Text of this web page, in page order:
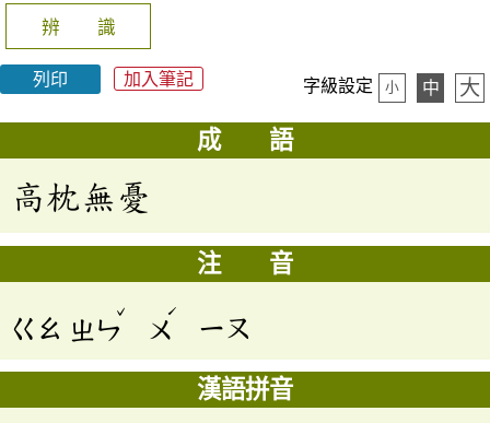
辨 識
列印 加入筆記 字級設定 小 中 大
成 語
高枕無憂
注 音
ㄍㄠ ㄓㄣ
ˇ
ㄨ
ˊ
ㄧㄡ
漢語拼音